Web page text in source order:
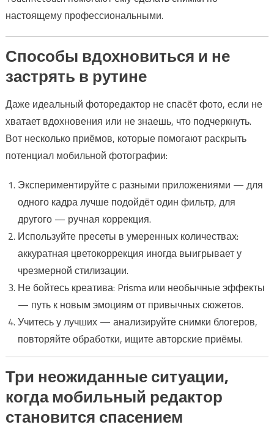
настоящему профессиональными.
Способы вдохновиться и не
застрять в рутине
Даже идеальный фоторедактор не спасёт фото, если не
хватает вдохновения или не знаешь, что подчеркнуть.
Вот несколько приёмов, которые помогают раскрыть
потенциал мобильной фотографии:
Экспериментируйте с разными приложениями — для
одного кадра лучше подойдёт один фильтр, для
другого — ручная коррекция.
Используйте пресеты в умеренных количествах:
аккуратная цветокоррекция иногда выигрывает у
чрезмерной стилизации.
Не бойтесь креатива: Prisma или необычные эффекты
— путь к новым эмоциям от привычных сюжетов.
Учитесь у лучших — анализируйте снимки блогеров,
повторяйте обработки, ищите авторские приёмы.
Три неожиданные ситуации,
когда мобильный редактор
становится спасением